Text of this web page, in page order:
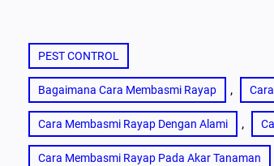
PEST CONTROL
Bagaimana Cara Membasmi Rayap ,
Cara Membasmi Rayap Dengan Alami ,
Cara Membasmi Rayap Pada Akar Tanaman